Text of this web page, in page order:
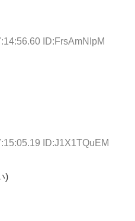
ID:FrsAmNIpM
ID:J1X1TQuEM
)